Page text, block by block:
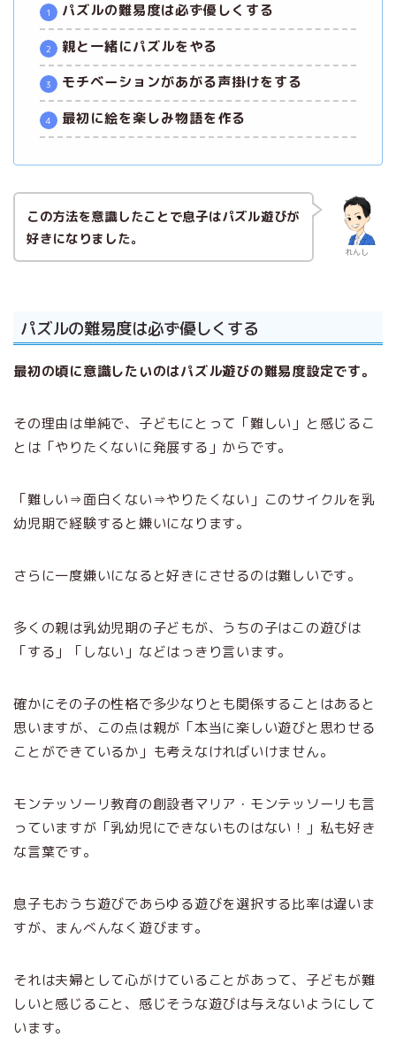
パズルの難易度は必ず優しくする
親と一緒にパズルをやる
モチベーションがあがる声掛けをする
最初に絵を楽しみ物語を作る
れんし
この方法を意識したことで息子はパズル遊びが
好きになりました。
パズルの難易度は必ず優しくする
最初の頃に意識したいのはパズル遊びの難易度設定です。
その理由は単純で、子どもにとって「難しい」と感じるこ
とは「やりたくないに発展する」からです。
「難しい⇒面白くない⇒やりたくない」このサイクルを乳
幼児期で経験すると嫌いになります。
さらに一度嫌いになると好きにさせるのは難しいです。
多くの親は乳幼児期の子どもが、うちの子はこの遊びは
「する」「しない」などはっきり言います。
確かにその子の性格で多少なりとも関係することはあると
思いますが、この点は親が「本当に楽しい遊びと思わせる
ことができているか」も考えなければいけません。
モンテッソーリ教育の創設者マリア・モンテッソーリも言
っていますが「乳幼児にできないものはない！」私も好き
な言葉です。
息子もおうち遊びであらゆる遊びを選択する比率は違いま
すが、まんべんなく遊びます。
それは夫婦として心がけていることがあって、子どもが難
しいと感じること、感じそうな遊びは与えないようにして
います。